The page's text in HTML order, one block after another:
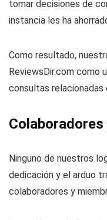
tomar decisiones de
instancia les ha
Como resultado,
ReviewsDir.com como
consultas
Colaboradores
Ninguno de nuestros
dedicación y el arduo
colaboradores y